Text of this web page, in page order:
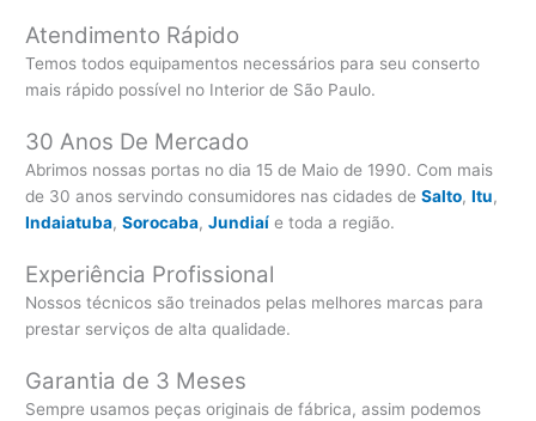
Atendimento Rápido
Temos todos equipamentos necessários para seu conserto
mais rápido possível no Interior de São Paulo.
30 Anos De Mercado
Abrimos nossas portas no dia 15 de Maio de 1990. Com mais
de 30 anos servindo consumidores nas cidades deSalto,Itu,
Indaiatuba,Sorocaba,Jundiaí e toda a região.
Experiência Profissional
Nossos técnicos são treinados pelas melhores marcas para
prestar serviços de alta qualidade.
Garantia de 3 Meses
Sempre usamos peças originais de fábrica, assim podemos